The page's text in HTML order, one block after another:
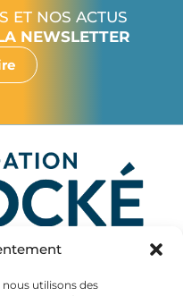
utilisons des
ET NOS ACTUS
NEWSLETTER
les seniors à partir de